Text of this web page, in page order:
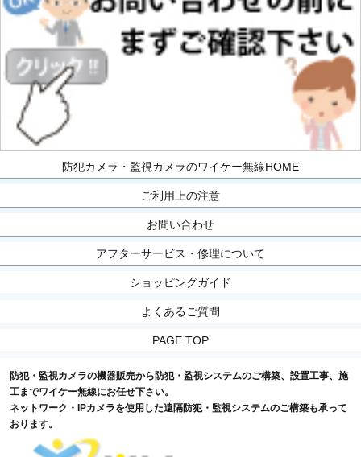
防犯カメラ・監視カメラのワイケー無線HOME
ご利用上の注意
お問い合わせ
アフターサービス・修理について
ショッピングガイド
よくあるご質問
PAGE TOP
防犯・監視カメラの機器販売から防犯・監視システムのご構築、設置工事、施
工までワイケー無線にお任せ下さい。
ネットワーク・IPカメラを使用した遠隔防犯・監視システムのご構築も承って
おります。